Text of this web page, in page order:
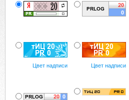
Цвет надписи Цвет надписи